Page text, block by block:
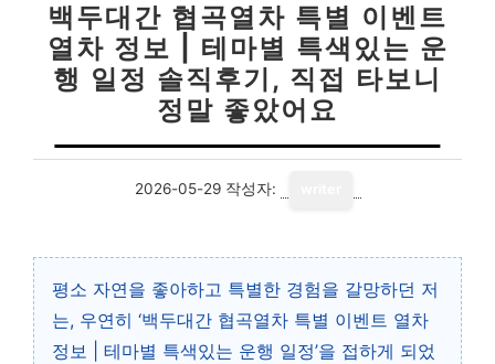
백두대간 협곡열차 특별 이벤트
열차 정보 | 테마별 특색있는 운
행 일정 솔직후기, 직접 타보니
정말 좋았어요
2026-05-29 작성자:
평소 자연을 좋아하고 특별한 경험을 갈망하던 저
는, 우연히 ‘백두대간 협곡열차 특별 이벤트 열차
정보 | 테마별 특색있는 운행 일정’을 접하게 되었